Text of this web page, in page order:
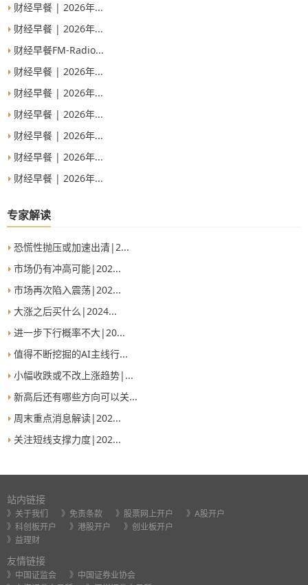
财经早餐 | 2026年...
财经早餐 | 2026年...
财经早餐FM-Radio...
财经早餐 | 2026年...
财经早餐 | 2026年...
财经早餐 | 2026年...
财经早餐 | 2026年...
财经早餐 | 2026年...
财经早餐 | 2026年...
专家解读
恐慌性抛压或加速出清|2...
市场仍有冲高可能|202...
市场再次陷入震荡|202...
大涨之后买什么|2024...
进一步下行概率不大|20...
值得不断挖掘的AI主线行...
小幅收跌或不改上涨趋势|...
新高后还有哪些方向可以关...
周末重点消息解读|202...
关注短线支撑力度|202...
站内链接
》关于我们 》免责条款 》股票网上开户
》A股开户
》科创板开户
》港股开户
》创业板开户
》益理财
友情链接
》中国证监会
》中国证券业协会